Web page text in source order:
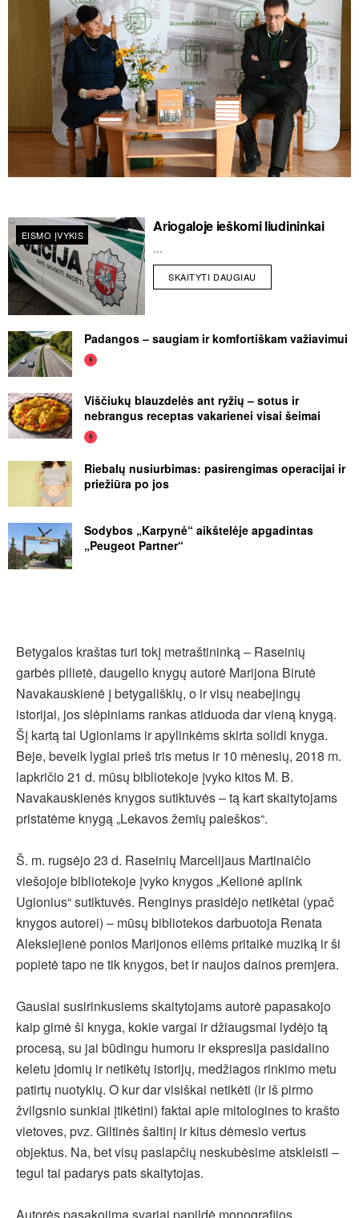
EISMO ĮVYKIS Ariogaloje ieškomi liudininkai
...
SKAITYTI DAUGIAU
Padangos – saugiam ir komfortiškam važiavimui
Viščiukų blauzdelės ant ryžių – sotus ir
nebrangus receptas vakarienei visai šeimai
Riebalų nusiurbimas: pasirengimas operacijai ir
priežiūra po jos
Sodybos „Karpynė“ aikštelėje apgadintas
„Peugeot Partner“
Betygalos kraštas turi tokį metraštininką – Raseinių
garbės pilietė, daugelio knygų autorė Marijona Birutė
Navakauskienė į betygališkių, o ir visų neabejingų
istorijai, jos slėpiniams rankas atiduoda dar vieną knygą.
Šį kartą tai Ugioniams ir apylinkėms skirta solidi knyga.
Beje, beveik lygiai prieš tris metus ir 10 mėnesių, 2018 m.
lapkričio 21 d. mūsų bibliotekoje įvyko kitos M. B.
Navakauskienės knygos sutiktuvės – tą kart skaitytojams
pristatėme knygą „Lekavos žemių paieškos“.
Š. m. rugsėjo 23 d. Raseinių Marcelijaus Martinaičio
viešojoje bibliotekoje įvyko knygos „Kelionė aplink
Ugionius“ sutiktuvės. Renginys prasidėjo netikėtai (ypač
knygos autorei) – mūsų bibliotekos darbuotoja Renata
Aleksiejienė ponios Marijonos eilėms pritaikė muziką ir ši
popietė tapo ne tik knygos, bet ir naujos dainos premjera.
Gausiai susirinkusiems skaitytojams autorė papasakojo
kaip gimė ši knyga, kokie vargai ir džiaugsmai lydėjo tą
procesą, su jai būdingu humoru ir ekspresija pasidalino
keletu įdomių ir netikėtų istorijų, medžiagos rinkimo metu
patirtų nuotykių. O kur dar visiškai netikėti (ir iš pirmo
žvilgsnio sunkiai įtikėtini) faktai apie mitologines to krašto
vietoves, pvz. Giltinės šaltinį ir kitus dėmesio vertus
objektus. Na, bet visų paslapčių neskubėsime atskleisti –
tegul tai padarys pats skaitytojas.
Autorės pasakojimą svariai papildė monografijos